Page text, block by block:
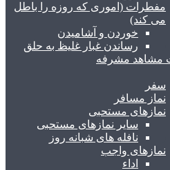
مفطرات (اموری که روزه را باطل
می کند)
خوردن و آشامیدن
رساندن غبار غلیظ به حلق
مشاهد مشرفه
سفر
نماز مسافر
نمازهای مستحبی
سایر نمازهای مستحبی
نافله های شبانه روز
نمازهای واجب
اداء